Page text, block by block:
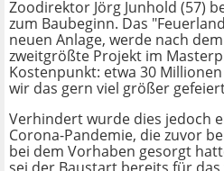
Zoodirektor Jörg Junhold (57)
zum Baubeginn. Das
neuen Anlage, werde nach
zweitgrößte Projekt im
Kostenpunkt: etwa 30
wir das gern viel größer
Verhindert wurde dies jedoch
Corona-Pandemie, die zuvor
bei dem Vorhaben gesorgt